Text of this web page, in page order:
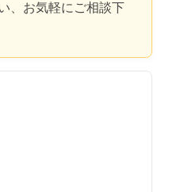
、お気軽にご相談下